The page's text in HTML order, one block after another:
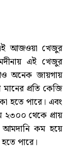
আজওয়া খেজুর
এই খেজুর
অনেক জায়গায়
প্রতি কেজি
হতে পারে। এবং
২৩০০ থেকে প্রায়
কম হয়ে
পারে।